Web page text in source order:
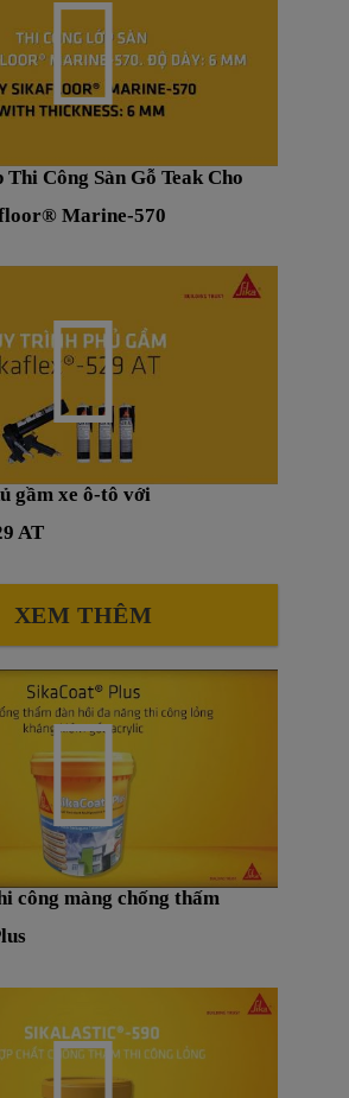
Thi Công Sàn Gỗ Teak Cho
Marine-570
gầm xe ô-tô với
AT
XEM THÊM
công màng chống thấm